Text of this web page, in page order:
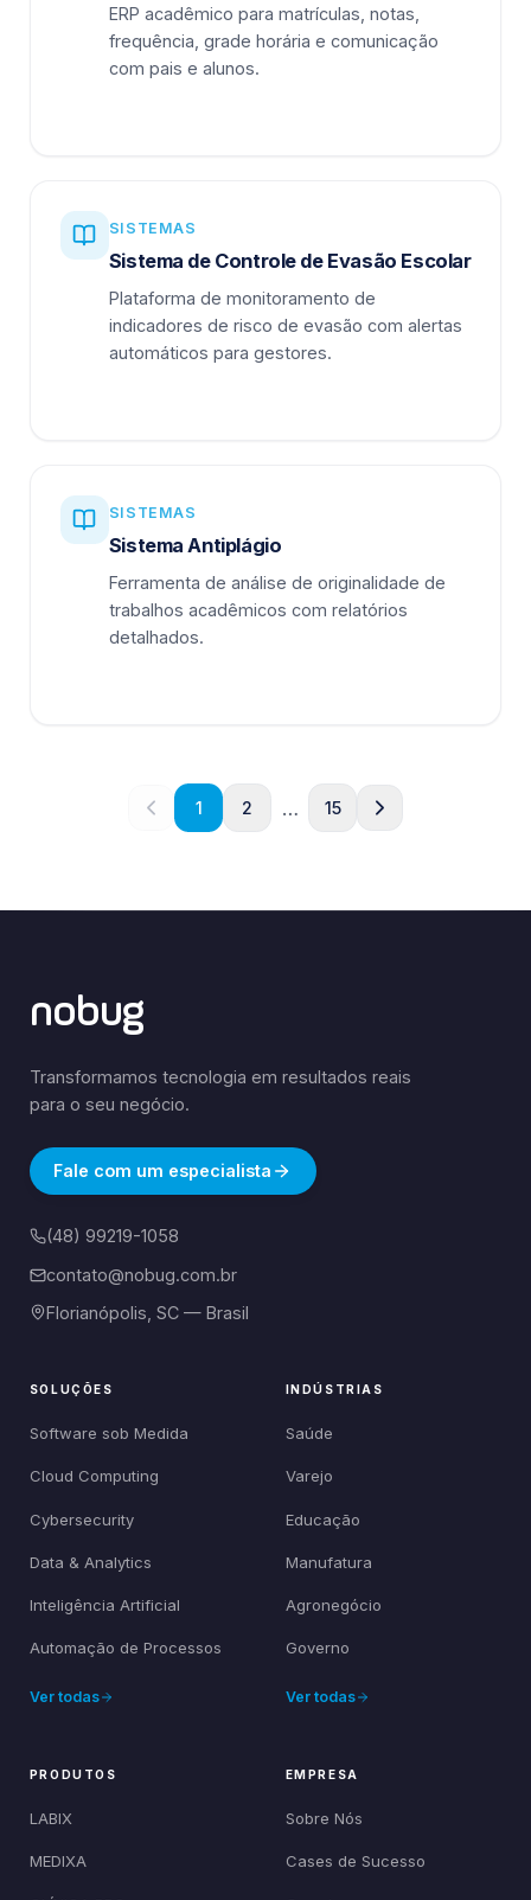
ERP acadêmico para matrículas, notas,
frequência, grade horária e comunicação
com pais e alunos.
SISTEMAS
Sistema de Controle de Evasão Escolar
Plataforma de monitoramento de
indicadores de risco de evasão com alertas
automáticos para gestores.
SISTEMAS
Sistema Antiplágio
Ferramenta de análise de originalidade de
trabalhos acadêmicos com relatórios
detalhados.
1 2 … 15
nobug
Transformamos tecnologia em resultados reais
para o seu negócio.
Fale com um especialista
(48) 99219-1058
contato@nobug.com.br
Florianópolis, SC — Brasil
SOLUÇÕES
Software sob Medida
Cloud Computing
Cybersecurity
Data & Analytics
Inteligência Artificial
Automação de Processos
Ver todas
INDÚSTRIAS
Saúde
Varejo
Educação
Manufatura
Agronegócio
Governo
Ver todas
PRODUTOS
LABIX
MEDIXA
EMPRESA
Sobre Nós
Cases de Sucesso